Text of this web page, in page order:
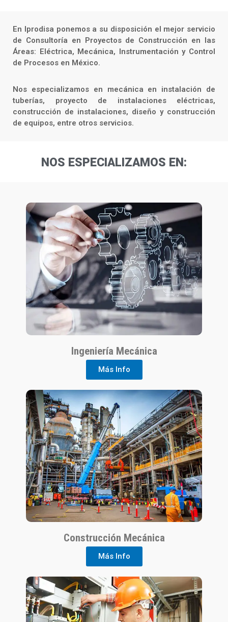
En Iprodisa ponemos a su disposición el mejor servicio
de Consultoría en Proyectos de Construcción en las
Áreas: Eléctrica, Mecánica, Instrumentación y Control
de Procesos en México.
Nos especializamos en mecánica en instalación de
tuberías, proyecto de instalaciones eléctricas,
construcción de instalaciones, diseño y construcción
de equipos, entre otros servicios.
NOS ESPECIALIZAMOS EN:
Ingeniería Mecánica
Más Info
Construcción Mecánica
Más Info